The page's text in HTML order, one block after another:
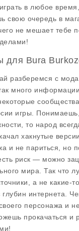
в любое
свою очередь в
не мешает тебе
для Bura
разберемся с
много
игры. Понимаешь,
то народ
хакнутые
и не париться, но
риск — можно
мира. Так что
а не какие-
глубин интернета.
персонажа и
прокачаться и